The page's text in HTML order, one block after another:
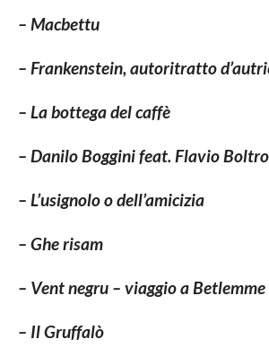
– Macbettu
– Frankenstein, autoritratto
– La bottega del caffè
– Danilo Boggini feat. Flavio Boltro
– L’usignolo o dell’amicizia
– Ghe risam
– Vent negru – viaggio a Betlemme
– Il Gruffalò